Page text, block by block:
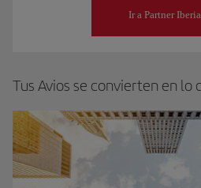
Ir a Partner
Tus Avios se convierten en lo